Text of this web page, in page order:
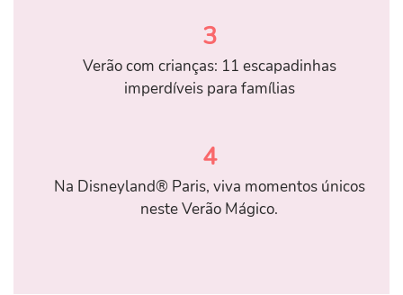
3
Verão com crianças: 11 escapadinhas
imperdíveis para famílias
4
Na Disneyland® Paris, viva momentos únicos
neste Verão Mágico.